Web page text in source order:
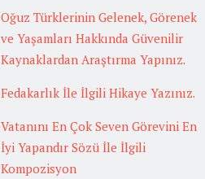
Oğuz Türklerinin Gelenek, Görenek
ve Yaşamları Hakkında Güvenilir
Kaynaklardan Araştırma Yapınız.
Fedakarlık İle İlgili Hikaye Yazınız.
Vatanını En Çok Seven Görevini En
İyi Yapandır Sözü İle İlgili
Kompozisyon